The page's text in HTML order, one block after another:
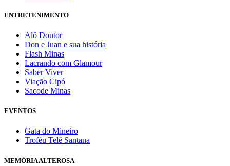
ENTRETENIMENTO
Alô Doutor
Don e Juan e sua história
Flash Minas
Lacrando com Glamour
Saber Viver
Viação Cipó
Sacode Minas
EVENTOS
Gata do Mineiro
Troféu Telê Santana
MEMÓRIA ALTEROSA